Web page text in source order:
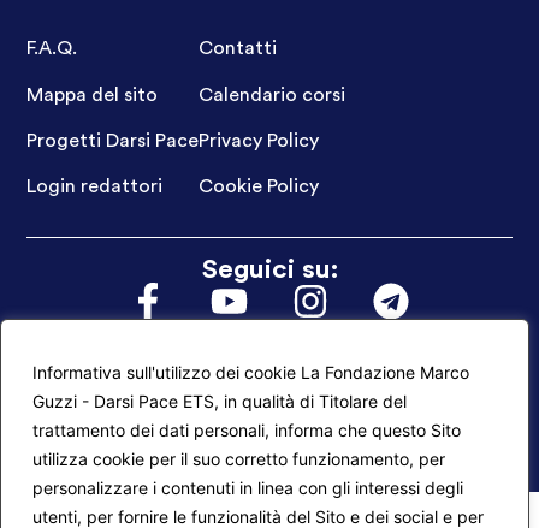
Informativa sull'utilizzo dei cookie La Fondazione Marco
Guzzi - Darsi Pace ETS, in qualità di Titolare del
trattamento dei dati personali, informa che questo Sito
utilizza cookie per il suo corretto funzionamento, per
personalizzare i contenuti in linea con gli interessi degli
utenti, per fornire le funzionalità del Sito e dei social e per
F.A.Q.
Mappa del sito
Progetti Darsi Pace
Login redattori
Contatti
Calendario corsi
Privacy Policy
Cookie Policy
Seguici su:
© 2026 Fondazione Marco Guzzi – Darsi Pace
ETS. Tutti i diritti sono riservati.